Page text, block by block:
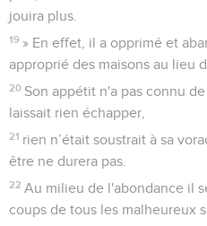
jouira plus.
19 » En effet, il a opprimé et
approprié des maisons au lieu
20 Son appétit n'a pas connu
laissait rien échapper,
21 rien n’était soustrait à sa
être ne durera pas.
22 Au milieu de l'abondance il
coups de tous les malheureux